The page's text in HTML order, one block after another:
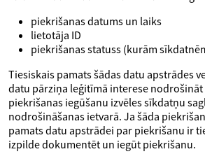
piekrišanas datums un laiks
lietotāja ID
piekrišanas statuss (kurām
Tiesiskais pamats šādas datu apstrādes
datu pārziņa leģitīmā interese
piekrišanas iegūšanu izvēles sīkdatņu
nodrošināšanas ietvarā. Ja šāda
pamats datu apstrādei par piekrišanu ir
izpilde dokumentēt un iegūt piekrišanu.